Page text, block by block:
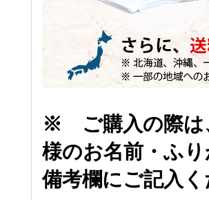
※ ご購入の際は
様のお名前・ふ
備考欄にご記入